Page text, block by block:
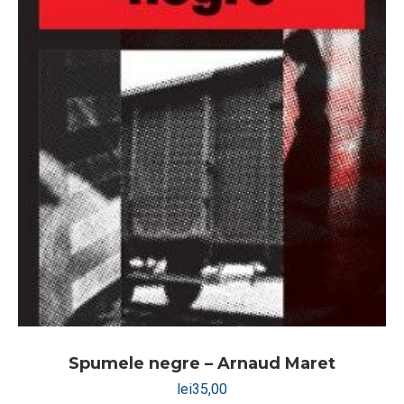
Spumele negre – Arnaud Maret
lei35,00